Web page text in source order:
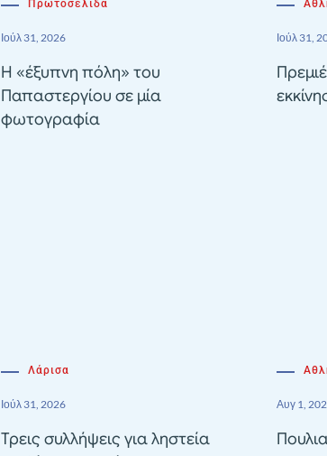
Πρωτοσέλιδα
Ιούλ 31, 2026
Η «έξυπνη πόλη» του
Παπαστεργίου σε μία
φωτογραφία
Ιούλ 31,
Λάρισα
Ιούλ 31, 2026
Τρεις συλλήψεις για ληστεία
Αυγ 1,